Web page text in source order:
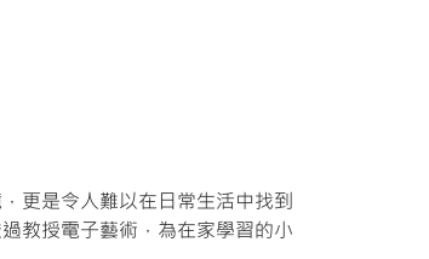
更是令人難以在日常生活中找到
教授電子藝術，為在家學習的小